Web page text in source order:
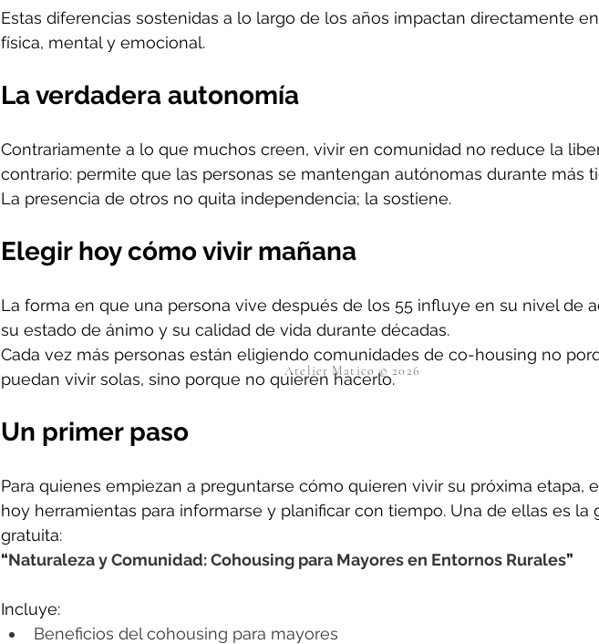
Estas diferencias sostenidas a lo largo de los años impactan directamente
física, mental y emocional.
La verdadera autonomía
Contrariamente a lo que muchos creen, vivir en comunidad no reduce la
contrario: permite que las personas se mantengan autónomas durante más
La presencia de otros no quita independencia; la sostiene.
Elegir hoy cómo vivir mañana
La forma en que una persona vive después de los 55 influye en su nivel de
su estado de ánimo y su calidad de vida durante décadas.
Cada vez más personas están eligiendo comunidades de co-housing no
puedan vivir solas, sino porque no quieren hacerlo.
Un primer paso
Para quienes empiezan a preguntarse cómo quieren vivir su próxima etapa,
hoy herramientas para informarse y planificar con tiempo. Una de ellas es la
gratuita:
“Naturaleza y Comunidad: Cohousing para Mayores en Entornos Rurales”
Incluye:
Beneficios del cohousing para mayores
Atelier Matico © 2026